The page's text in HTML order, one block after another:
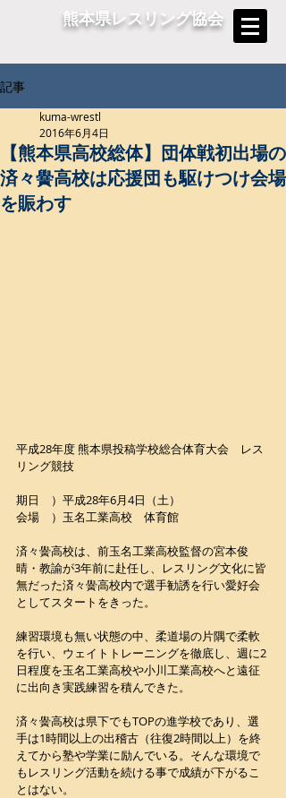
熊本県レスリング協会
記事
【熊本県高校総体】団体戦初出場の
済々黌高校は応援団も駆けつけ会場
を賑わす
kuma-wrestl
2016年6月4日
平成28年度 熊本県投稿学校総合体育大会　レス
リング競技
期日　）平成28年6月4日（土）
会場　）玉名工業高校　体育館
済々黌高校は、前玉名工業高校監督の宮本俊
晴・教諭が3年前に赴任し、レスリング文化に皆
無だった済々黌高校内で選手勧誘を行い愛好会
としてスタートをきった。
練習環境も無い状態の中、柔道場の片隅で柔軟
を行い、ウェイトトレーニングを徹底し、週に2
日程度を玉名工業高校や小川工業高校へと遠征
に出向き実践練習を積んできた。
済々黌高校は県下でもTOPの進学校であり、選
手は1時間以上の出稽古（往復2時間以上）を終
えてから塾や学業に励んでいる。そんな環境で
もレスリング活動を続ける事で成績が下がるこ
とはない。